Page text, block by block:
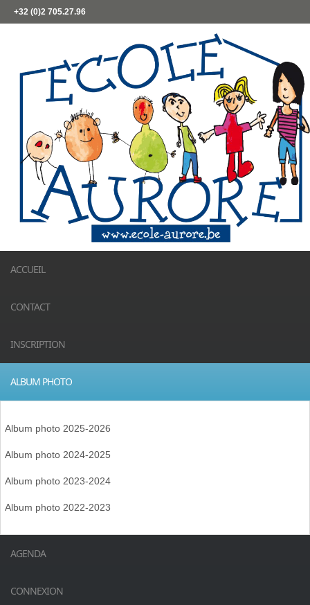
+32 (0)2 705.27.96
ACCUEIL
CONTACT
INSCRIPTION
ALBUM PHOTO
Album photo 2025-2026
Album photo 2024-2025
Album photo 2023-2024
Album photo 2022-2023
AGENDA
CONNEXION